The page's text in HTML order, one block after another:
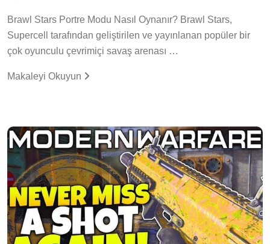
Brawl Stars Portre Modu Nasıl Oynanır? Brawl Stars,
Supercell tarafından geliştirilen ve yayınlanan popüler bir
çok oyunculu çevrimiçi savaş arenası …
Makaleyi Okuyun